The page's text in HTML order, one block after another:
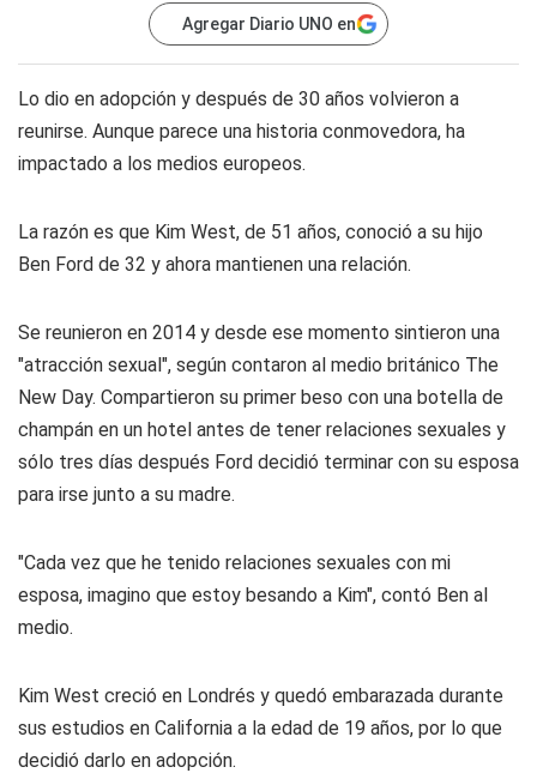
Agregar Diario UNO en
Lo dio en adopción y después de 30 años volvieron a
reunirse. Aunque parece una historia conmovedora, ha
impactado a los medios europeos.
La razón es que Kim West, de 51 años, conoció a su hijo
Ben Ford de 32 y ahora mantienen una relación.
Se reunieron en 2014 y desde ese momento sintieron una
"atracción sexual", según contaron al medio británico The
New Day. Compartieron su primer beso con una botella de
champán en un hotel antes de tener relaciones sexuales y
sólo tres días después Ford decidió terminar con su esposa
para irse junto a su madre.
"Cada vez que he tenido relaciones sexuales con mi
esposa, imagino que estoy besando a Kim", contó Ben al
medio.
Kim West creció en Londrés y quedó embarazada durante
sus estudios en California a la edad de 19 años, por lo que
decidió darlo en adopción.